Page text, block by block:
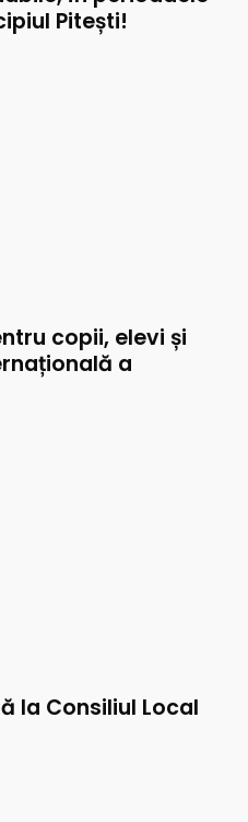
Pitești!
copii, elevi și
a
la Consiliul Local